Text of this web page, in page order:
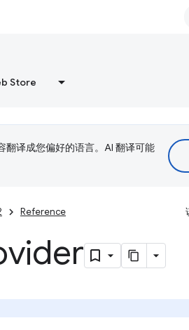
Store
翻译成您偏好的语言。AI 翻译可能
Reference